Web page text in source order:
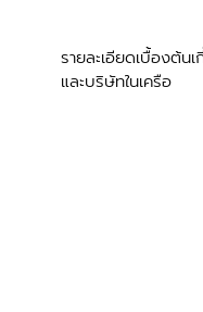
รายละเอียดเบื้องต้
และบริษัทในเครือ